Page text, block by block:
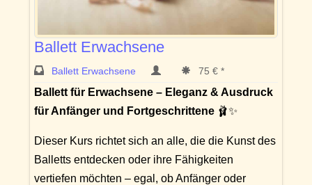
Ballett Erwachsene
Ballett Erwachsene 75 € *
Ballett für Erwachsene – Eleganz & Ausdruck
für Anfänger und Fortgeschrittene 🩰✨
Dieser Kurs richtet sich an alle, die die Kunst des
Balletts entdecken oder ihre Fähigkeiten
vertiefen möchten – egal, ob Anfänger oder